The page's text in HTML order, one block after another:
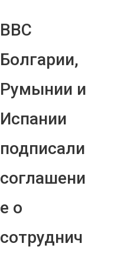
ВВС
Болгарии,
Румынии и
Испании
подписали
соглашени
е о
сотруднич